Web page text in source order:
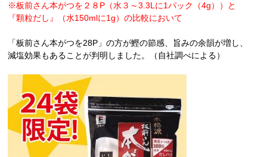
※板前さん本がつを２８P（水３～3.3Lに1パック（4g））と
『顆粒だし』（水150mlに1g）の比較において
「板前さん本がつを28P」の方が鰹の節感、旨みの余韻が増し、
減塩効果もあることが判明しました。（自社調べによる）